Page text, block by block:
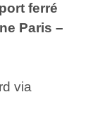
ferré
Paris –
via